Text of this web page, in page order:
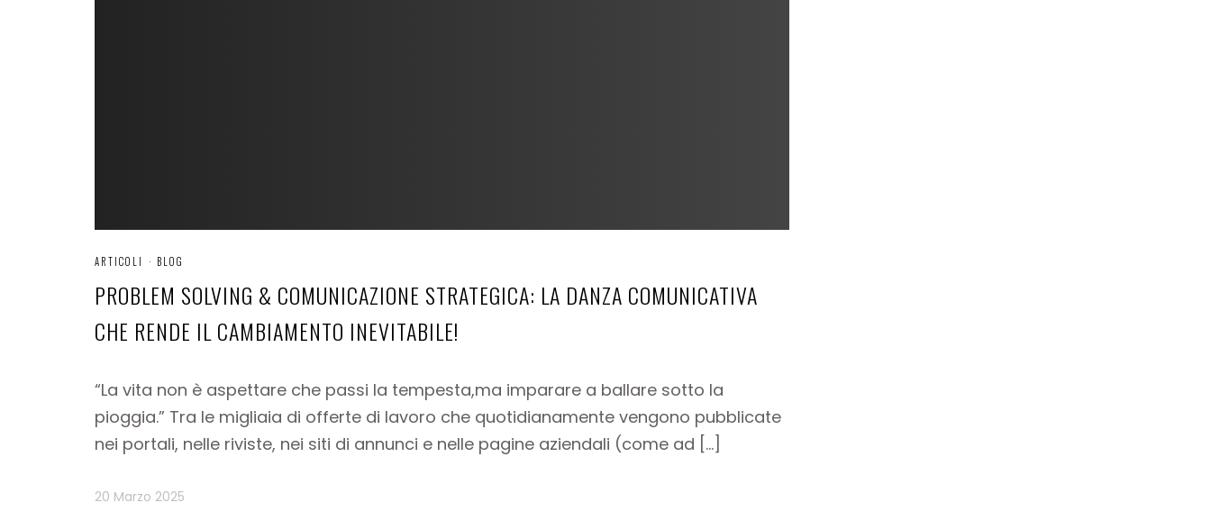
ARTICOLI · BLOG
PROBLEM SOLVING & COMUNICAZIONE STRATEGICA: LA DANZA COMUNICATIVA
CHE RENDE IL CAMBIAMENTO INEVITABILE!
“La vita non è aspettare che passi la tempesta,ma imparare a ballare sotto la
pioggia.” Tra le migliaia di offerte di lavoro che quotidianamente vengono pubblicate
nei portali, nelle riviste, nei siti di annunci e nelle pagine aziendali (come ad […]
20 Marzo 2025